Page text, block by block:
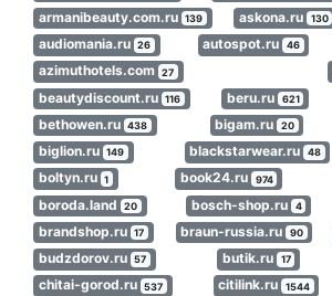
armanibeauty.com.ru 139 askona.ru 130
audiomania.ru 26 autospot.ru 46
azimuthotels.com 27
beautydiscount.ru 116 beru.ru 621
bethowen.ru 438 bigam.ru 20
biglion.ru 149 blackstarwear.ru 48
boltyn.ru 1 book24.ru 974
boroda.land 20 bosch-shop.ru 4
brandshop.ru 17 braun-russia.ru 90
budzdorov.ru 57 butik.ru 17
chitai-gorod.ru 537 citilink.ru 1544